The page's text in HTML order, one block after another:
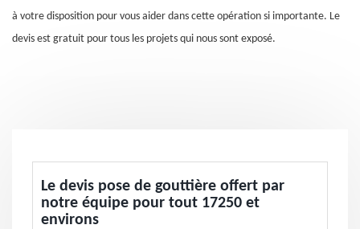
à votre disposition pour vous aider dans cette opération si importante. Le
devis est gratuit pour tous les projets qui nous sont exposé.
Le devis pose de gouttière offert par
notre équipe pour tout 17250 et
environs